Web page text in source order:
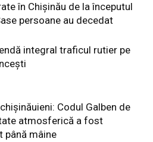
în Chișinău de la începutul
persoane au decedat
integral traficul rutier pe
Codul Galben de
atmosferică a fost
până mâine